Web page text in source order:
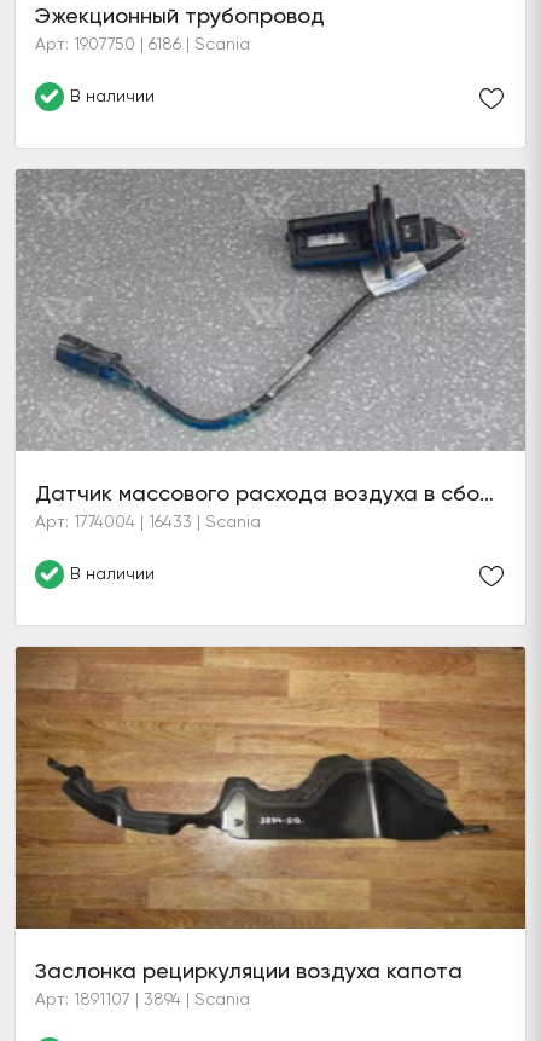
Эжекционный трубопровод
Арт: 1907750 | 6186 | Scania
В наличии
Датчик массового расхода воздуха в сборе с жгутом (Т126)
Арт: 1774004 | 16433 | Scania
В наличии
Заслонка рециркуляции воздуха капота
Арт: 1891107 | 3894 | Scania